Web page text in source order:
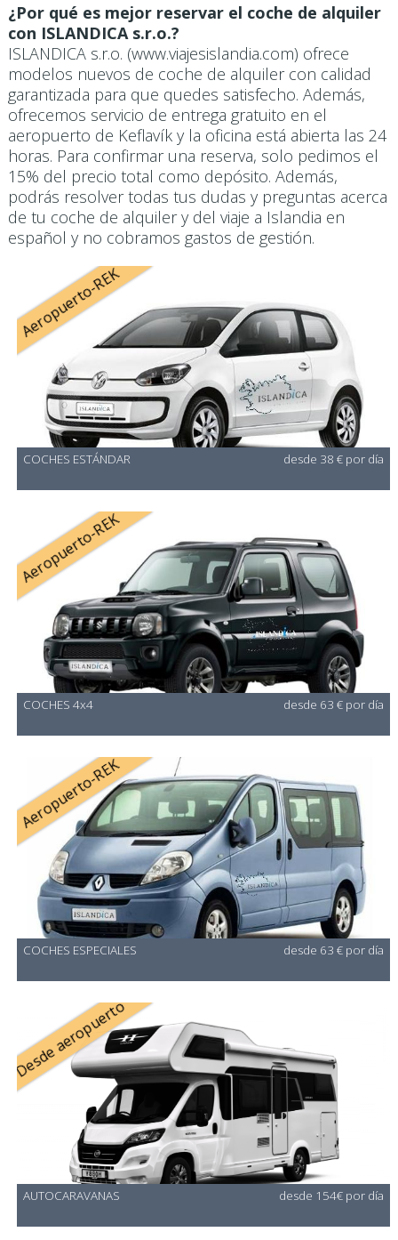
¿Por qué es mejor reservar el coche de alquiler
con ISLANDICA s.r.o.?
ISLANDICA s.r.o. (www.viajesislandia.com) ofrece
modelos nuevos de coche de alquiler con calidad
garantizada para que quedes satisfecho. Además,
ofrecemos servicio de entrega gratuito en el
aeropuerto de Keflavík y la oficina está abierta las 24
horas. Para confirmar una reserva, solo pedimos el
15% del precio total como depósito. Además,
podrás resolver todas tus dudas y preguntas acerca
de tu coche de alquiler y del viaje a Islandia en
español y no cobramos gastos de gestión.
Aeropuerto-REK
COCHES ESTÁNDAR desde 38 € por día
Aeropuerto-REK
COCHES 4x4 desde 63 € por día
Aeropuerto-REK
COCHES ESPECIALES desde 63 € por día
Desde aeropuerto
AUTOCARAVANAS desde 154€ por día